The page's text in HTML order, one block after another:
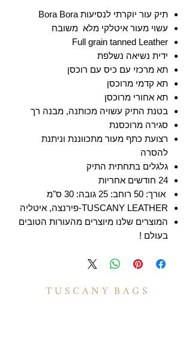
תיק עור יוקרתי לנסיעות Bora Bora
עשוי מעור איטלקי מלא משובח
Full grain tanned Leather
ידית נשיאה נשלפת
תא מרכזי עם כיס עם רוכסן
תא קדמי מרוכסן
תא אחורי מרוכסן
בטנת התיק עשויה מכותנה, מבנה רך
סגירה מרוכסנת
רצועת כתף מעור מתכווננת וניתנת
להסרה
גלגלים בתחתית התיק
24 חודשים אחריות
אורך: 50 רוחב: 25 גובה: 30 ס"מ
TUSCANY LEATHER-פירנצה, איטליה
המוצרים שלנו מיוצרים מהעורות הטובים
בעולם !
T U S C A N Y B A G S